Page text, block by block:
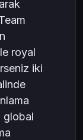
royal
iki
global